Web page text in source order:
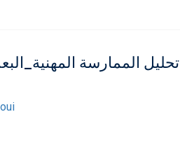
تحليل الممارسة